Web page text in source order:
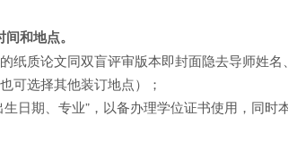
和地点。
纸质论文同双盲评审版本即封面隐去导师姓名
可选择其他装订地点）；
日期、专业”，以备办理学位证书使用，同时